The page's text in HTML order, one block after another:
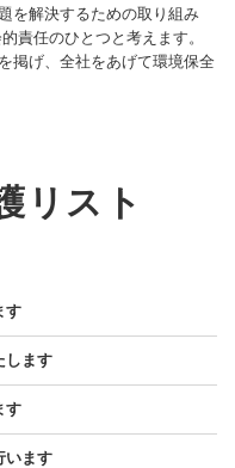
を解決するための取り組み
責任のひとつと考えます。
掲げ、全社をあげて環境保全
リスト
す
します
す
います